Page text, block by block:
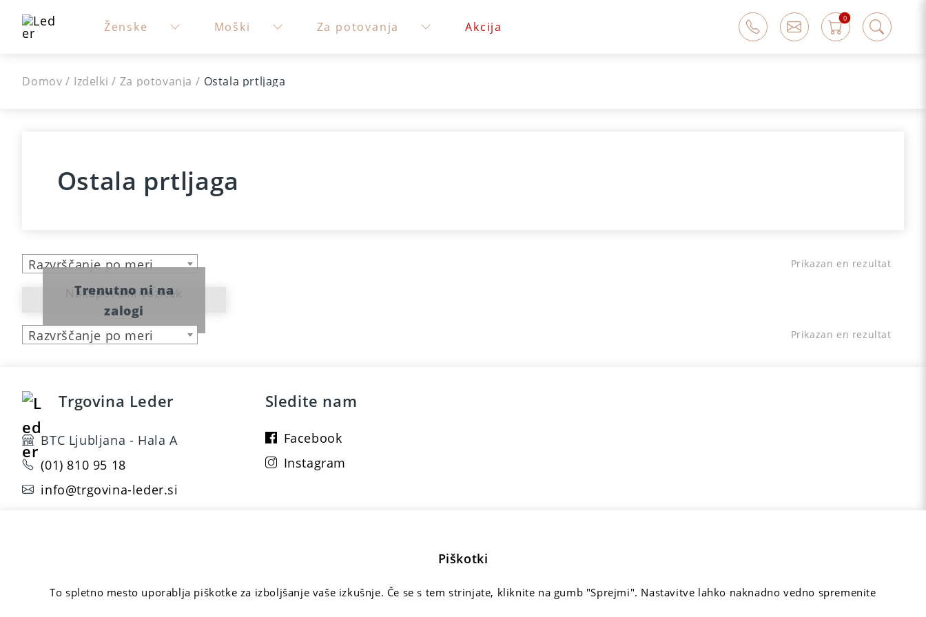
Ženske Moški Za potovanja Akcija
0
Domov / Izdelki / Za potovanja / Ostala prtljaga
Ostala prtljaga
Razvrščanje po meri Prikazan en rezultat
Trenutno ni na
zalogi
Nakupovalni voziček
Razvrščanje po meri Prikazan en rezultat
Trgovina Leder
BTC Ljubljana - Hala A
(01) 810 95 18
info@trgovina-leder.si
Sledite nam
Facebook
Instagram
Piškotki
To spletno mesto uporablja piškotke za izboljšanje vaše izkušnje. Če se s tem strinjate, kliknite na gumb "Sprejmi". Nastavitve lahko naknadno vedno spremenite